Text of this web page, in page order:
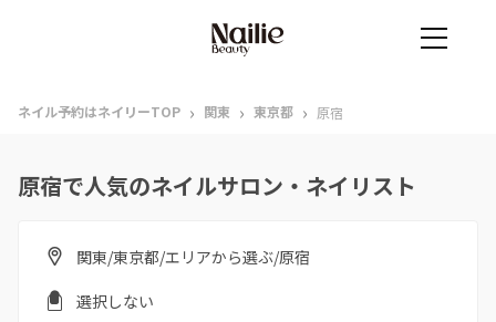
ネイル予約はネイリーTOP › 関東 › 東京都 › 原宿
原宿で人気のネイルサロン・ネイリスト
関東/東京都/エリアから選ぶ/原宿
選択しない